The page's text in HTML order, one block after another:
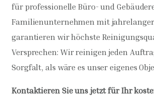
für professionelle Büro- und
Familienunternehmen mit
garantieren wir höchste
Versprechen: Wir reinigen jeden
Sorgfalt, als wäre es unser eigenes
Kontaktieren Sie uns jetzt für Ihr